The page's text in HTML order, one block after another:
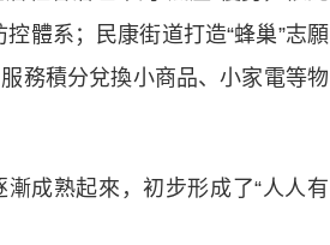
體系；民康街道打造“蜂巢”志願
務積分兌換小商品、小家電等物
成熟起來，初步形成了“人人有